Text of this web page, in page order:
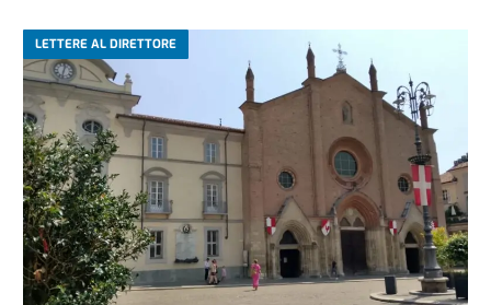
LETTERE AL DIRETTORE